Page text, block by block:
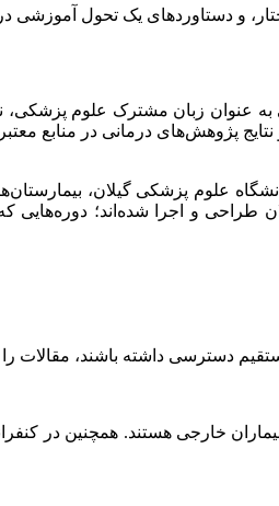
و دستاوردهای یک تحول آموزشی
عنوان زبان مشترک علوم پزشکی،
پژوهش‌های درمانی در منابع
علوم پزشکی گیلان،
طراحی و اجرا شده‌اند؛
دسترسی داشته باشند، مقالات
خارجی هستند. همچنین در